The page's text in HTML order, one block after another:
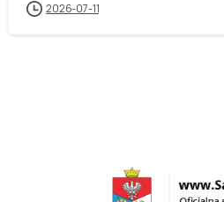
2026-07-11